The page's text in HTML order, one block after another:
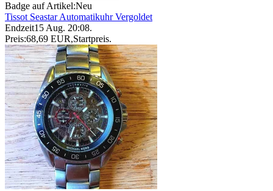
Badge auf Artikel:Neu
Tissot Seastar Automatikuhr Vergoldet
Endzeit15 Aug. 20:08.
Preis:68,69 EUR,Startpreis.